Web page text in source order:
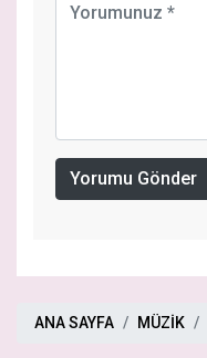
Yorumu Gönder
ANA SAYFA MÜZİK